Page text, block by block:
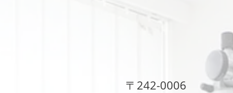
〒242-0006